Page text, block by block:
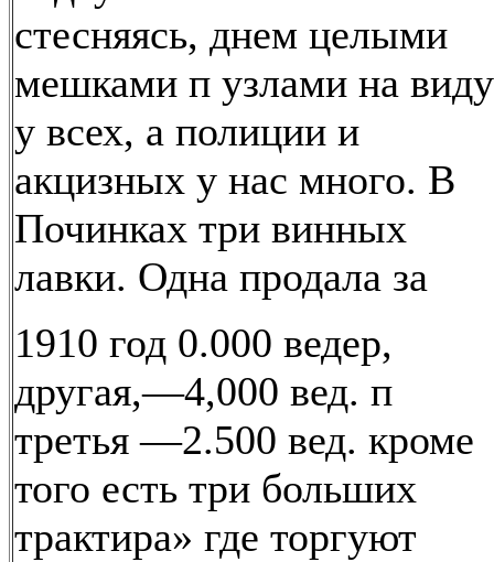
стесняясь, днем целыми
мешками п узлами на виду
у всех, а полиции и
акцизных у нас много. В
Починках три винных
лавки. Одна продала за
1910 год 0.000 ведер,
другая,—4,000 вед. п
третья —2.500 вед. кроме
того есть три больших
трактира» где торгуют